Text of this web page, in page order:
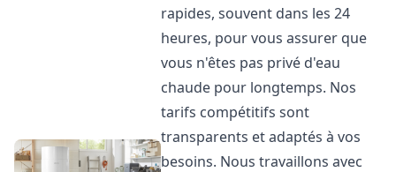
rapides, souvent dans les 24
heures, pour vous assurer que
vous n'êtes pas privé d'eau
chaude pour longtemps. Nos
tarifs compétitifs sont
transparents et adaptés à vos
besoins. Nous travaillons avec